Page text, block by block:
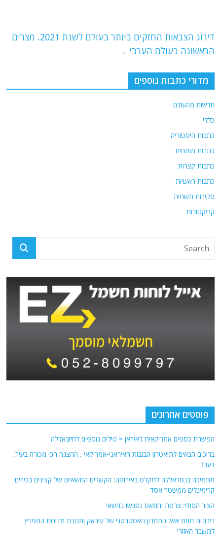
p
o
דירוג הצבאות החזקים ביותר בעולם לשנת 2021. מצרים
הראשונה בעולם הערבי →
מדורי כתבות נוספים
חדשות מהעולם
כללי
כתבות היסטוריה
כתבות מומחים
כתבות קצרות
כתבות ראשיות
סקירות תשתית
קריקטורות
פוסטים אחרונים
הפשרת כספים אמריקאית לאיראן = טילים נוספים לחיזבאללה
ברוכים הבאים לתיאטרון הבובות האיראני-אמריקאי . ההצגה הכי מכורה בעיר.
דעה!
מתמיכה בנסראללה למקלט באירופה: הקשרים החשאיים של קצינים בכירים
קרימינלים ממשטר אסד
הציר הסודי: צרפת וחמאס נפגשו בחשאי
ריבונות תחת אש: התמרון האסטרטגי של עיראק ותגובת מדינות המפרץ
למשבר האזורי